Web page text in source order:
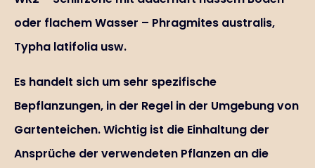
oder flachem Wasser – Phragmites australis,
Typha latifolia usw.
Es handelt sich um sehr spezifische
Bepflanzungen, in der Regel in der Umgebung von
Gartenteichen. Wichtig ist die Einhaltung der
Ansprüche der verwendeten Pflanzen an die